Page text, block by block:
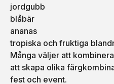
jordgubb
blåbär
ananas
tropiska och fruktiga
Många väljer att
att skapa olika
fest och event.